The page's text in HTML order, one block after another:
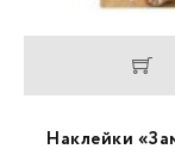
Наклейки